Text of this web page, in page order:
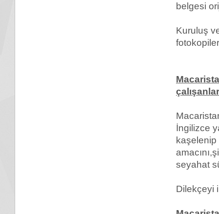
belgesi
Kuruluş
İngilizce
kaşelenip
seyahat
Dilekçeyi